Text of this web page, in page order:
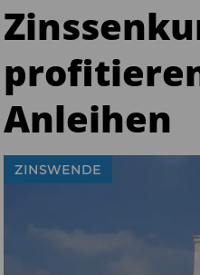
Anleihen
ZINSWENDE